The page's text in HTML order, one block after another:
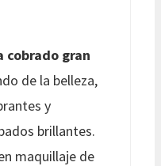
cobrado gran
de la belleza,
y
brillantes.
maquillaje de